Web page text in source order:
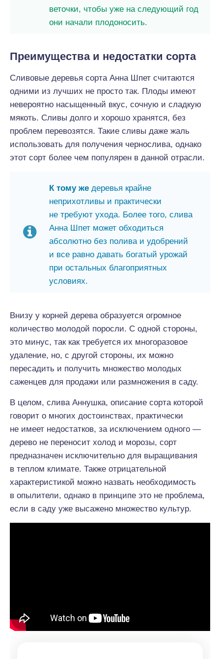
веточки, чтобы уже на следующий год
они начали плодоносить.
Преимущества и недостатки сорта
Сливовые деревья сорта Анна Шпет считаются
одними из лучших не просто так. Плоды имеют
невероятно насыщенный вкус, сочную и сладкую
мякоть. Сливы долго и хорошо хранятся, без
проблем перевозятся. Такие сливы даже жаль
использовать для получения чернослива, однако
этот сорт более чем популярен в данной отрасли.
К тому же деревья крайне
неприхотливы и практически
не требуют ухода. Более того, слива
Анна Шпет может обходиться
абсолютно без полива и удобрений
и все равно давать богатый урожай
при остальных благоприятных
условиях.
Внизу у корней дерева образуется огромное
количество молодой поросли. С одной стороны,
это минус, так как требуется их многоразовое
удаление, но, с другой стороны, их можно
пересадить и получить множество молодых
саженцев для продажи или размножения в саду.
В целом, слива Аннушка, описание сорта которой
говорит о многих достоинствах, практически
не имеет недостатков, за исключением одного —
дерево не переносит холод и морозы, сорт
предназначен исключительно для выращивания
в теплом климате. Также отрицательной
характеристикой можно назвать необходимость
в опылители, однако в принципе это не проблема,
если в саду уже высажено множество культур.